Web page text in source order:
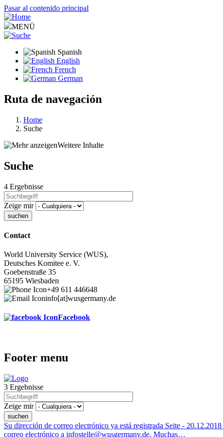
Pasar al contenido principal
MENÜ
Spanish
English
French
German
Ruta de navegación
Home
Suche
Weitere Inhalte
Suche
4 Ergebnisse
Zeige mir
Contact
World University Service (WUS),
Deutsches Komitee e. V.
Goebenstraße 35
65195 Wiesbaden
+49 611 446648
info[at]wusgermany.de
Facebook
Footer menu
3 Ergebnisse
Zeige mir
Su dirección de correo electrónico ya está registrada Seite - 20.12.2018
correo electrónico a infostelle@wusgermany.de. Muchas…